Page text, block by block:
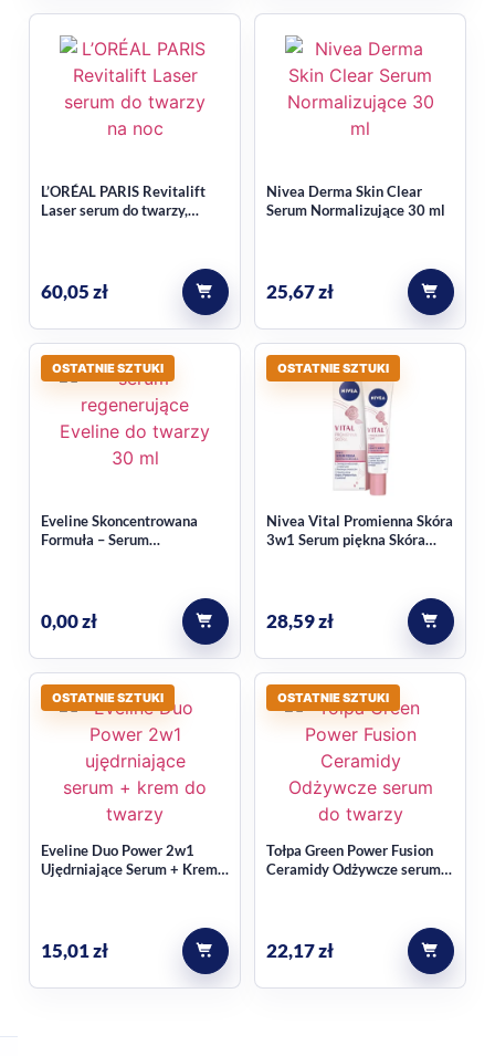
L’ORÉAL PARIS Revitalift
Laser serum do twarzy,
60,05zł
Nivea Derma Skin Clear
Serum Normalizujące 30 ml
25,67zł
OSTATNIE SZTUKI
Eveline Skoncentrowana
Formuła – Serum
0,00zł
OSTATNIE SZTUKI
Nivea Vital Promienna Skóra
3w1 Serum piękna Skóra
28,59zł
OSTATNIE SZTUKI
Eveline Duo Power 2w1
Ujędrniające Serum + Krem
15,01zł
OSTATNIE SZTUKI
Tołpa Green Power Fusion
Ceramidy Odżywcze serum
22,17zł